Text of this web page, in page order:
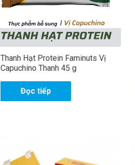
Thanh Hạt Protein Faminuts Vị
Capuchino Thanh 45 g
Đọc tiếp